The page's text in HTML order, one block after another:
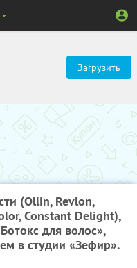
Загрузить
(Ollin, Revlon,
Constant Delight),
для волос»,
в студии «Зефир».